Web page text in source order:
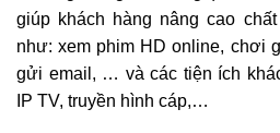
giúp khách hàng nâng cao
như: xem phim HD online, chơi
gửi email, … và các tiện ích
IP TV, truyền hình cáp,…